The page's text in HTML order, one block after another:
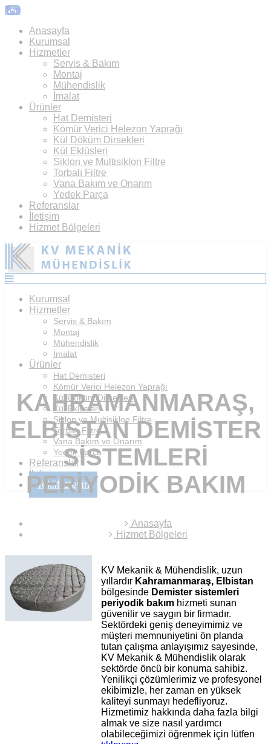
Top
Anasayfa
Kurumsal
Hizmetler
Servis & Bakım
Montaj
Mühendislik
İmalat
Ürünler
Hat Demisteri
Kömür Verici Helezon Yaprağı
Kül Döküm Dirsekleri
Kül Eklüsleri
Siklon ve Multisiklon Filtre
Torbalı Filtre
Vana Bakım ve Onarım
Yedek Parça
Referanslar
İletişim
Hizmet Bölgeleri
Kurumsal
Hizmetler
Servis & Bakım
Montaj
Mühendislik
İmalat
Ürünler
Hat Demisteri
Kömür Verici Helezon Yaprağı
Kül Döküm Dirsekleri
Kül Eklüsleri
Siklon ve Multisiklon Filtre
Torbalı Filtre
Vana Bakım ve Onarım
Yedek Parça
Referanslar
İletişim
Teklif İsteyin
KAHRAMANMARAŞ,
ELBISTAN DEMISTER
SISTEMLERI
PERIYODIK BAKIM
Anasayfa
Hizmet Bölgeleri
KV Mekanik & Mühendislik, uzun
yıllardır Kahramanmaraş, Elbistan
bölgesinde Demister sistemleri
periyodik bakım hizmeti sunan
güvenilir ve saygın bir firmadır.
Sektördeki geniş deneyimimiz ve
müşteri memnuniyetini ön planda
tutan çalışma anlayışımız sayesinde,
KV Mekanik & Mühendislik olarak
sektörde öncü bir konuma sahibiz.
Yenilikçi çözümlerimiz ve profesyonel
ekibimizle, her zaman en yüksek
kaliteyi sunmayı hedefliyoruz.
Hizmetimiz hakkında daha fazla bilgi
almak ve size nasıl yardımcı
olabileceğimizi öğrenmek için lütfen